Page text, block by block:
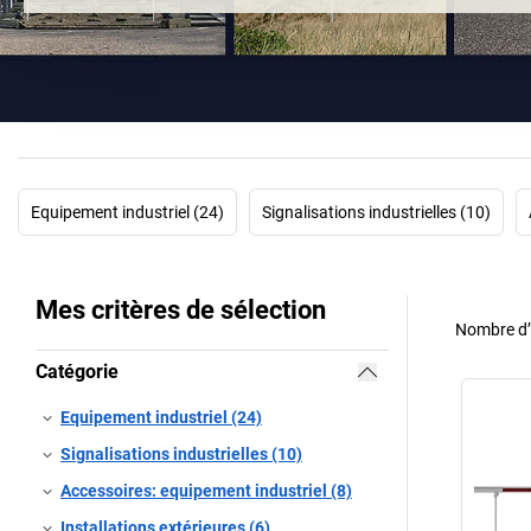
Equipement industriel (24) Signalisations industrielles (10)
Mes critères de sélection
Catégorie
Equipement industriel (24)
Signalisations industrielles (10)
Accessoires: equipement industriel (8)
Installations extérieures (6)
Nombre